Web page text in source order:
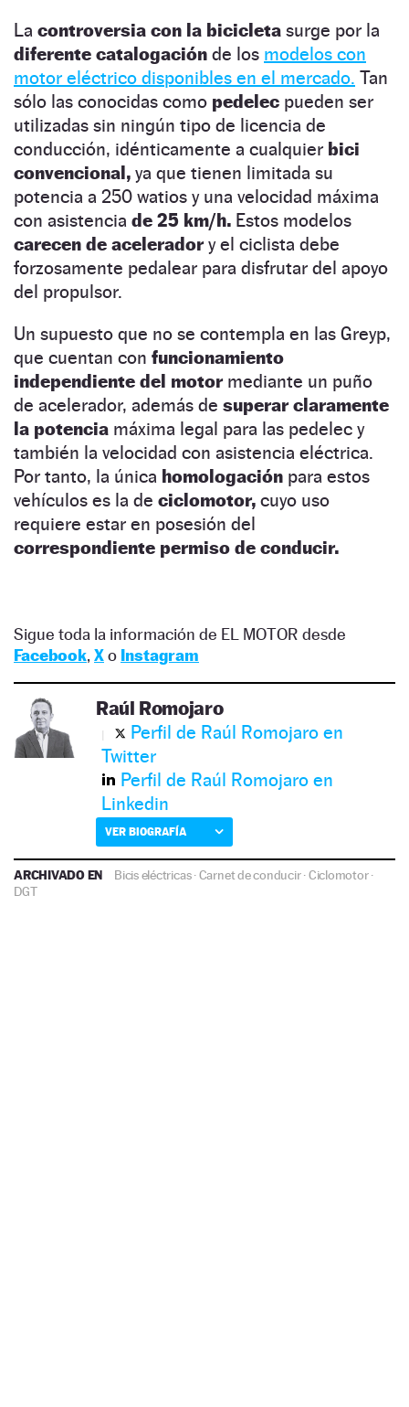
La controversia con la bicicleta surge por la
diferente catalogación de los modelos con
motor eléctrico disponibles en el mercado. Tan
sólo las conocidas como pedelec pueden ser
utilizadas sin ningún tipo de licencia de
conducción, idénticamente a cualquier bici
convencional, ya que tienen limitada su
potencia a 250 watios y una velocidad máxima
con asistencia de 25 km/h. Estos modelos
carecen de aceleradory el ciclista debe
forzosamente pedalear para disfrutar del apoyo
del propulsor.
Un supuesto que no se contempla en las Greyp,
que cuentan con funcionamiento
independiente del motormediante un puño
de acelerador, además de superar claramente
la potencia máxima legal para las pedelec y
también la velocidad con asistencia eléctrica.
Por tanto, la única homologación para estos
vehículos es la de ciclomotor, cuyo uso
requiere estar en posesión del
correspondiente permiso de conducir.
Sigue toda la información de EL MOTOR desde
Facebook, Xo Instagram
Raúl Romojaro
Perfil de Raúl Romojaro en
Twitter
Perfil de Raúl Romojaro en
Linkedin
VER BIOGRAFÍA
ARCHIVADO EN Bicis eléctricas·Carnet de conducir·Ciclomotor·
DGT